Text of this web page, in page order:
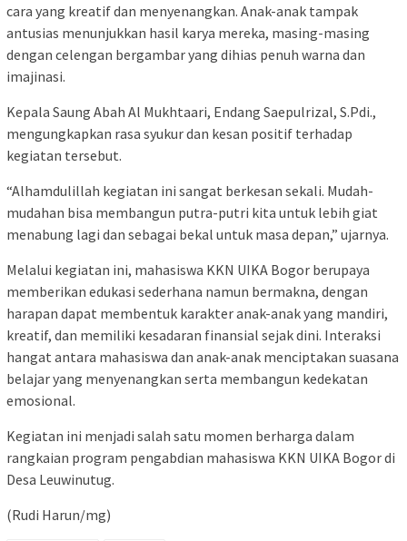
cara yang kreatif dan menyenangkan. Anak-anak tampak
antusias menunjukkan hasil karya mereka, masing-masing
dengan celengan bergambar yang dihias penuh warna dan
imajinasi.
Kepala Saung Abah Al Mukhtaari, Endang Saepulrizal, S.Pdi.,
mengungkapkan rasa syukur dan kesan positif terhadap
kegiatan tersebut.
“Alhamdulillah kegiatan ini sangat berkesan sekali. Mudah-
mudahan bisa membangun putra-putri kita untuk lebih giat
menabung lagi dan sebagai bekal untuk masa depan,” ujarnya.
Melalui kegiatan ini, mahasiswa KKN UIKA Bogor berupaya
memberikan edukasi sederhana namun bermakna, dengan
harapan dapat membentuk karakter anak-anak yang mandiri,
kreatif, dan memiliki kesadaran finansial sejak dini. Interaksi
hangat antara mahasiswa dan anak-anak menciptakan suasana
belajar yang menyenangkan serta membangun kedekatan
emosional.
Kegiatan ini menjadi salah satu momen berharga dalam
rangkaian program pengabdian mahasiswa KKN UIKA Bogor di
Desa Leuwinutug.
(Rudi Harun/mg)